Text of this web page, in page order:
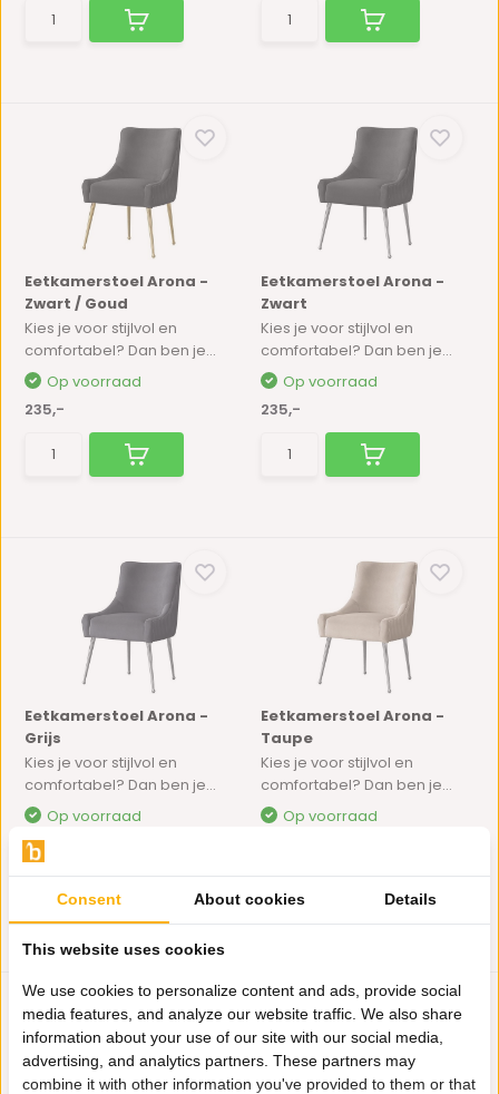
Eetkamerstoel Arona -
Zwart / Goud
Kies je voor stijlvol en
comfortabel? Dan ben je...
Op voorraad
235,-
Eetkamerstoel Arona -
Zwart
Kies je voor stijlvol en
comfortabel? Dan ben je...
Op voorraad
235,-
Eetkamerstoel Arona -
Grijs
Kies je voor stijlvol en
comfortabel? Dan ben je...
Op voorraad
235,-
Eetkamerstoel Arona -
Taupe
Kies je voor stijlvol en
comfortabel? Dan ben je...
Op voorraad
Consent About cookies Details
This website uses cookies
We use cookies to personalize content and ads, provide social
media features, and analyze our website traffic. We also share
information about your use of our site with our social media,
advertising, and analytics partners. These partners may
combine it with other information you've provided to them or that